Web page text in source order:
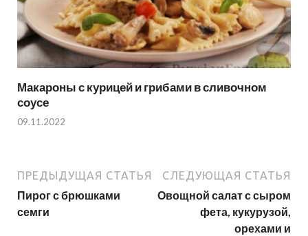
Макароны с курицей и грибами в сливочном
соусе
09.11.2022
ПРЕДЫДУЩАЯ СТАТЬЯ
Пирог с брюшками
семги
СЛЕДУЮЩАЯ СТАТЬЯ
Овощной салат с сыром
фета, кукурузой,
орехами и